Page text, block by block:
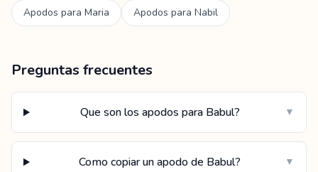
Apodos para Maria Apodos para Nabil
Preguntas frecuentes
Que son los apodos para Babul? ▼
Como copiar un apodo de Babul? ▼